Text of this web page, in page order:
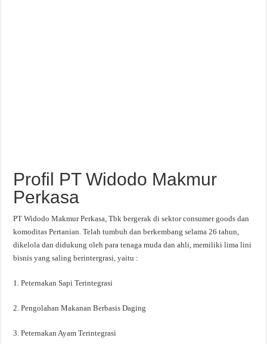
Profil PT Widodo Makmur
Perkasa
PT Widodo Makmur Perkasa, Tbk bergerak di sektor consumer goods dan
komoditas Pertanian. Telah tumbuh dan berkembang selama 26 tahun,
dikelola dan didukung oleh para tenaga muda dan ahli, memiliki lima lini
bisnis yang saling berintergrasi, yaitu :
1. Peternakan Sapi Terintegrasi
2. Pengolahan Makanan Berbasis Daging
3. Peternakan Ayam Terintegrasi